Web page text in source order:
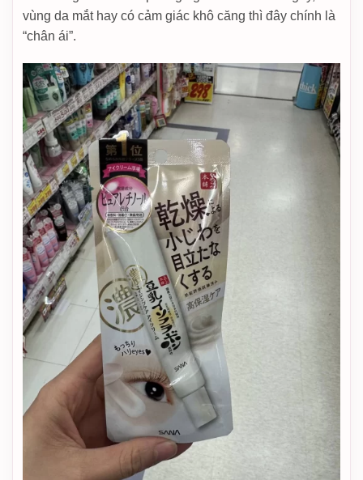
vùng da mắt hay có cảm giác khô căng thì đây chính là
“chân ái”.